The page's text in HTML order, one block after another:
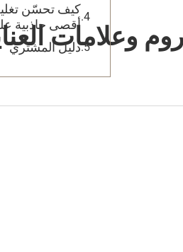
وعلامات
كيف تحسّن
أقصى جاذبية
دليل المشتري